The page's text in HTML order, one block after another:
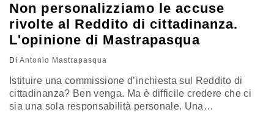
Non personalizziamo le accuse
rivolte al Reddito di cittadinanza.
L'opinione di Mastrapasqua
Di Antonio Mastrapasqua
Istituire una commissione d’inchiesta sul Reddito di
cittadinanza? Ben venga. Ma è difficile credere che ci
sia una sola responsabilità personale. Una